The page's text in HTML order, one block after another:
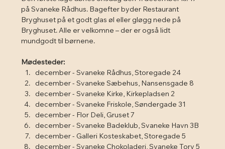
på Svaneke Rådhus. Bagefter byder Restaurant
Bryghuset på et godt glas øl eller gløgg nede på
Bryghuset. Alle er velkomne – der er også lidt
mundgodt til børnene.
Mødesteder:
december - Svaneke Rådhus, Storegade 24
december - Svaneke Sæbehus, Nansensgade 8
december - Svaneke Kirke, Kirkepladsen 2
december - Svaneke Friskole, Søndergade 31
december - Flor Deli, Gruset 7
december - Svaneke Badeklub, Svaneke Havn 3B
december - Galleri Kosteskabet, Storegade 5
december - Svaneke Chokoladeri, Svaneke Torv 5